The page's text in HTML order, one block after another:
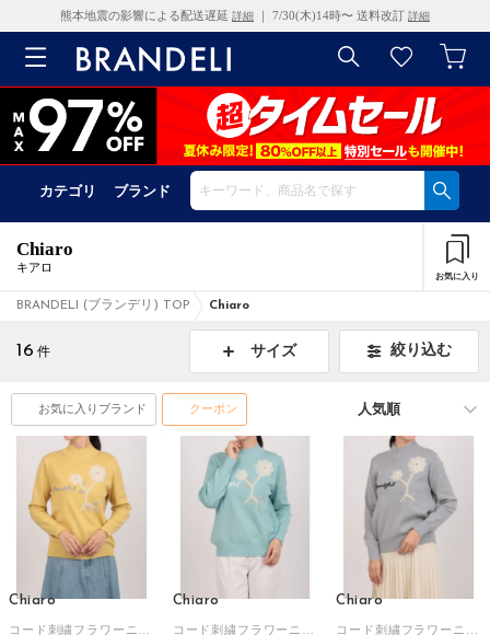
熊本地震の影響による配送遅延 詳細 ｜ 7/30(木)14時〜 送料改訂 詳細
カテゴリ ブランド
Chiaro
キアロ
お気に入り
BRANDELI (ブランデリ) TOP Chiaro
16 件 サイズ 絞り込む
お気に入りブランド クーポン
Chiaro Chiaro Chiaro